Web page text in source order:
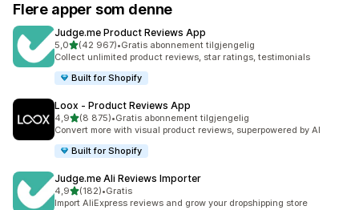
Flere apper som denne
Judge.me Product Reviews App
5,0av 5 stjerner
(42 967)
Totalt 42967 omtaler
•Gratis abonnement tilgjengelig
Collect unlimited product reviews, star ratings, testimonials
Built for Shopify
Loox ‑ Product Reviews App
4,9av 5 stjerner
(8 875)
Totalt 8875 omtaler
•Gratis abonnement tilgjengelig
Convert more with visual product reviews, superpowered by AI
Built for Shopify
Judge.me Ali Reviews Importer
4,9av 5 stjerner
(182)
Totalt 182 omtaler
•Gratis
Import AliExpress reviews and grow your dropshipping store